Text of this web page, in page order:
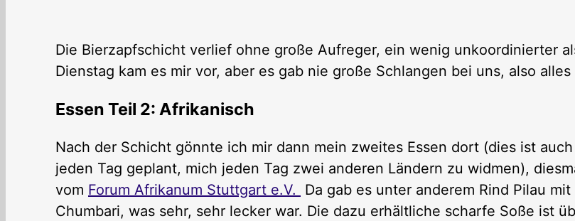
Die Bierzapfschicht verlief ohne große Aufreger, ein wenig unkoordinierter
Dienstag kam es mir vor, aber es gab nie große Schlangen bei uns, also alles
Essen Teil 2: Afrikanisch
Nach der Schicht gönnte ich mir dann mein zweites Essen dort (dies ist
jeden Tag geplant, mich jeden Tag zwei anderen Ländern zu widmen),
vom Forum Afrikanum Stuttgart e.V.
Da gab es unter anderem Rind Pilau mit
Chumbari, was sehr, sehr lecker war. Die dazu erhältliche scharfe Soße ist